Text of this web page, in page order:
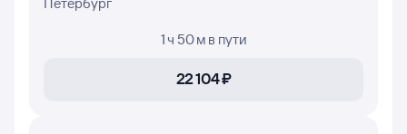
устаревшими или представлены частично.
Цены в расписании указаны примерные: эти цены
48 часов. Если цена не указана, вы можете посмотреть
1 ч 50 м в пути
22 ⁠104 ⁠₽